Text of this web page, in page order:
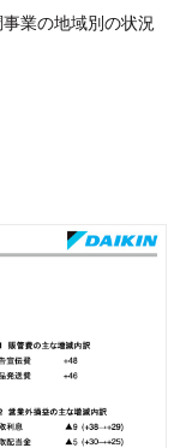
業の地域別の状況